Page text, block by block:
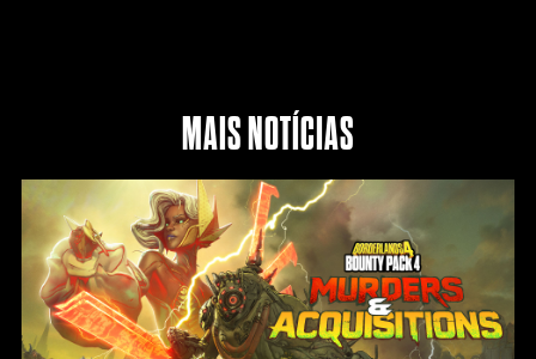
MAIS NOTÍCIAS